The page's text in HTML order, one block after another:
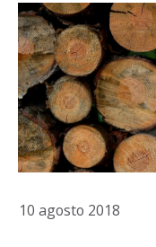
10 agosto 2018